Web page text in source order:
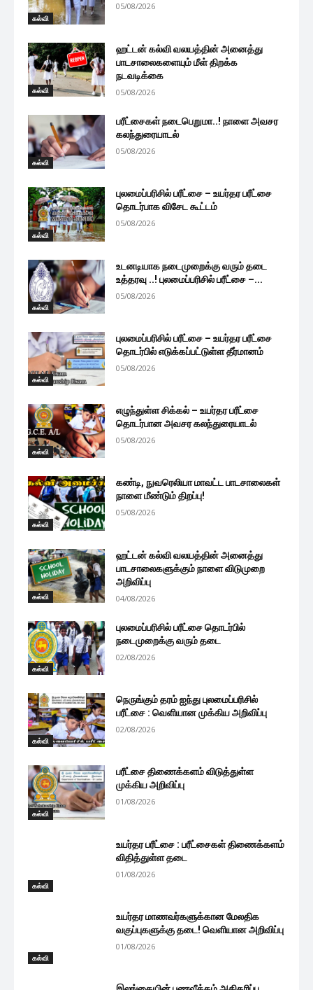
கல்வி
05/08/2026
கல்வி
ஹட்டன் கல்வி வலயத்தின் அனைத்து
பாடசாலைகளையும் மீள் திறக்க
நடவடிக்கை
05/08/2026
கல்வி
பரீட்சைகள் நடைபெறுமா..! நாளை அவசர
கலந்துரையாடல்
05/08/2026
கல்வி
புலமைப்பரிசில் பரீட்சை – உயர்தர பரீட்சை
தொடர்பாக விசேட கூட்டம்
05/08/2026
கல்வி
உடனடியாக நடைமுறைக்கு வரும் தடை
உத்தரவு ..! புலமைப்பரிசில் பரீட்சை –...
05/08/2026
கல்வி
புலமைப்பரிசில் பரீட்சை – உயர்தர பரீட்சை
தொடர்பில் எடுக்கப்பட்டுள்ள தீர்மானம்
05/08/2026
கல்வி
எழுந்துள்ள சிக்கல் – உயர்தர பரீட்சை
தொடர்பான அவசர கலந்துரையாடல்
05/08/2026
கல்வி
கண்டி, நுவரெலியா மாவட்ட பாடசாலைகள்
நாளை மீண்டும் திறப்பு!
05/08/2026
கல்வி
ஹட்டன் கல்வி வலயத்தின் அனைத்து
பாடசாலைகளுக்கும் நாளை விடுமுறை
அறிவிப்பு
04/08/2026
கல்வி
புலமைப்பரிசில் பரீட்சை தொடர்பில்
நடைமுறைக்கு வரும் தடை
02/08/2026
கல்வி
நெருங்கும் தரம் ஐந்து புலமைப்பரிசில்
பரீட்சை : வெளியான முக்கிய அறிவிப்பு
02/08/2026
கல்வி
பரீட்சை திணைக்களம் விடுத்துள்ள
முக்கிய அறிவிப்பு
01/08/2026
கல்வி
உயர்தர பரீட்சை : பரீட்சைகள் திணைக்களம்
விதித்துள்ள தடை
01/08/2026
கல்வி
உயர்தர மாணவர்களுக்கான மேலதிக
வகுப்புகளுக்கு தடை! வெளியான அறிவிப்பு
01/08/2026